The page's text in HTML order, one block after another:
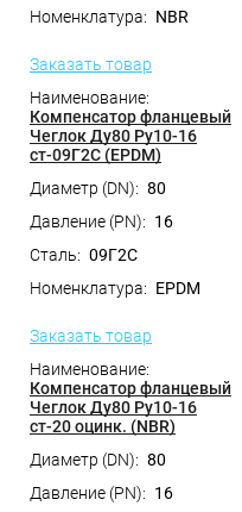
NBR
Заказать товар
Компенсатор фланцевый
Чеглок Ду80 Ру10-16
ст-09Г2С (EPDM)
80
16
09Г2С
EPDM
Заказать товар
Компенсатор фланцевый
Чеглок Ду80 Ру10-16
ст-20 оцинк. (NBR)
80
16